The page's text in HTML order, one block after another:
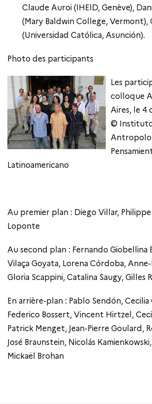
Claude Auroi (IHEID, Genève),
(Mary Baldwin College, Vermont),
(Universidad Católica, Asunción).
Photo des participants
Les
colloque
Aires, le 4
© Instituto
Latinoamericano
Au premier plan : Diego Villar, Philippe
Loponte
Au second plan : Fernando Giobellina
Vilaça Goyata, Lorena Córdoba,
Gloria Scappini, Catalina Saugy, Gilles
En arrière-plan : Pablo Sendón, Cecilia
Federico Bossert, Vincent Hirtzel,
Patrick Menget, Jean-Pierre Goulard,
José Braunstein, Nicolás
Mickaël Brohan